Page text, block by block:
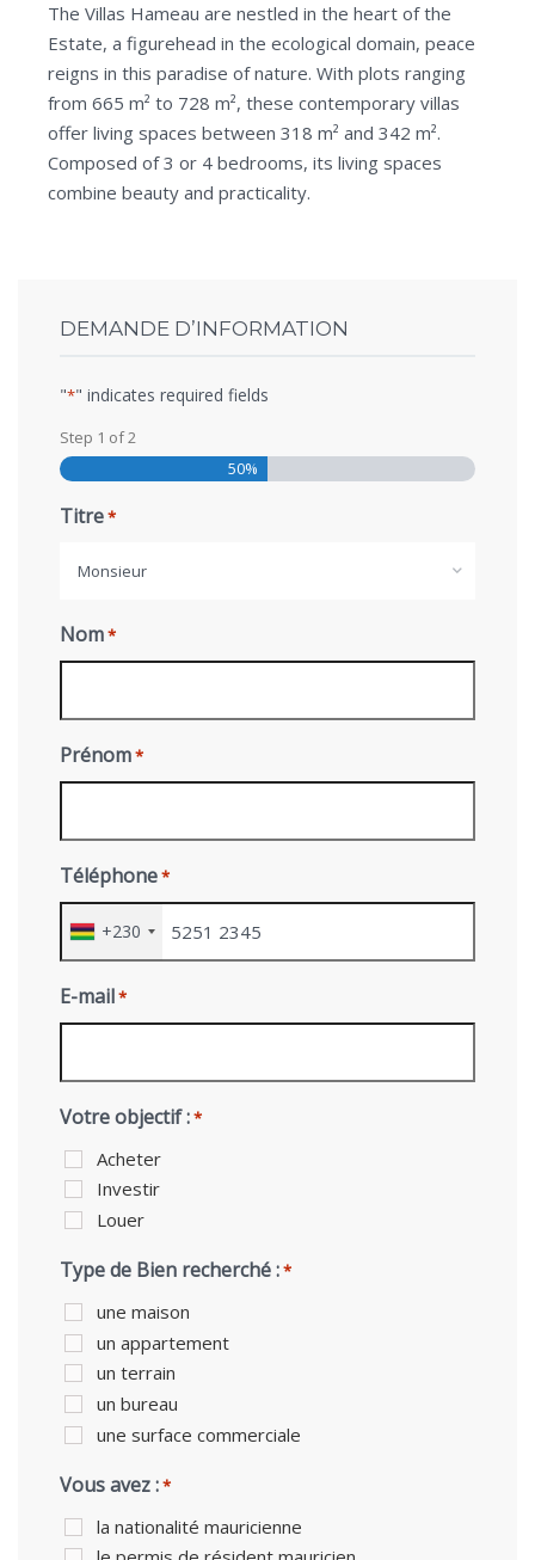
The Villas Hameau are nestled in the heart of the
Estate, a figurehead in the ecological domain, peace
reigns in this paradise of nature. With plots ranging
from 665 m² to 728 m², these contemporary villas
offer living spaces between 318 m² and 342 m².
Composed of 3 or 4 bedrooms, its living spaces
combine beauty and practicality.
DEMANDE D’INFORMATION
"*" indicates required fields
Step 1 of2
50%
Titre*
Monsieur
Nom*
Prénom*
Téléphone*
+230
E-mail*
Votre objectif :*
Acheter
Investir
Louer
Type de Bien recherché :*
une maison
un appartement
un terrain
un bureau
une surface commerciale
Vous avez :*
la nationalité mauricienne